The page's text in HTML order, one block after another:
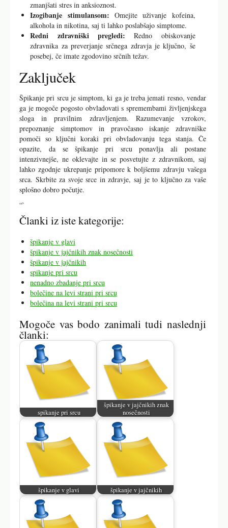
zmanjšati stres in anksioznost.
Izogibanje stimulansom: Omejite uživanje kofeina,
alkohola in nikotina, saj ti lahko poslabšajo simptome.
Redni zdravniški pregledi: Redno obiskovanje
zdravnika za preverjanje srčnega zdravja je ključno, še
posebej, če imate zgodovino srčnih težav.
Zaključek
Špikanje pri srcu je simptom, ki ga je treba jemati resno, vendar
ga je mogoče pogosto obvladovati s spremembami življenjskega
sloga in pravilnim zdravljenjem. Razumevanje vzrokov,
prepoznanje simptomov in pravočasno iskanje zdravniške
pomoči so ključni koraki pri obvladovanju tega stanja. Če
opazite, da se špikanje pri srcu ponavlja ali postane
intenzivnejše, ne oklevajte in se posvetujte z zdravnikom, saj
lahko zgodnje ukrepanje pripomore k boljšemu zdravju vašega
srca. Skrbite za svoje srce in zdravje, saj je to ključno za vaše
splošno dobro počutje.
“`
Članki iz iste kategorije:
špikanje v glavi
špikanje v jajčnikih znak nosečnosti
špikanje v jajčnikih
spikanje pri srcu
nenadno zbadanje pri srcu
bolečine na levi strani pri srcu
bolečina na levi strani pri srcu
Mogoče vas bodo zanimali tudi naslednji
članki:
spikanje pri srcu
špikanje v jajčnikih znak
nosečnosti
špikanje v glavi špikanje v jajčnikih